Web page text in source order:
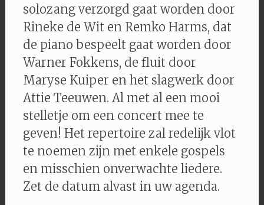
solozang verzorgd gaat worden door
Rineke de Wit en Remko Harms, dat
de piano bespeelt gaat worden door
Warner Fokkens, de fluit door
Maryse Kuiper en het slagwerk door
Attie Teeuwen. Al met al een mooi
stelletje om een concert mee te
geven! Het repertoire zal redelijk vlot
te noemen zijn met enkele gospels
en misschien onverwachte liedere.
Zet de datum alvast in uw agenda.